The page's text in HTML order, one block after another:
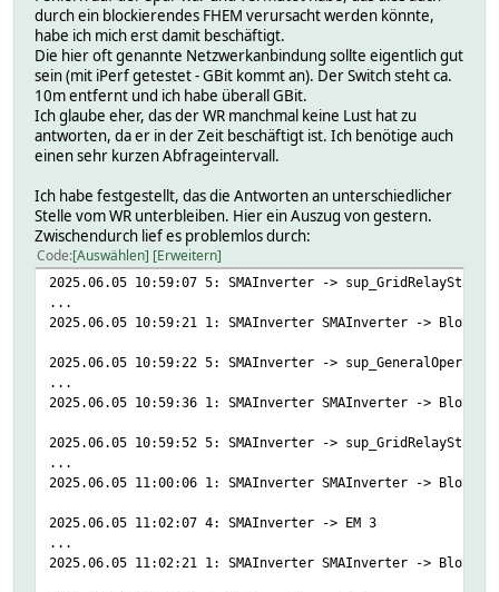
durch ein blockierendes FHEM verursacht werden könnte,
habe ich mich erst damit beschäftigt.
Die hier oft genannte Netzwerkanbindung sollte eigentlich gut
sein (mit iPerf getestet - GBit kommt an). Der Switch steht ca.
10m entfernt und ich habe überall GBit.
Ich glaube eher, das der WR manchmal keine Lust hat zu
antworten, da er in der Zeit beschäftigt ist. Ich benötige auch
einen sehr kurzen Abfrageintervall.
Ich habe festgestellt, das die Antworten an unterschiedlicher
Stelle vom WR unterbleiben. Hier ein Auszug von gestern.
Zwischendurch lief es problemlos durch:
Code Auswählen Erweitern
2025.06.05 10:59:07 5: SMAInverter -> sup_GridRelayStatus
...
2025.06.05 10:59:21 1: SMAInverter SMAInverter ->
2025.06.05 10:59:22 5: SMAInverter ->
...
2025.06.05 10:59:36 1: SMAInverter SMAInverter ->
2025.06.05 10:59:52 5: SMAInverter -> sup_GridRelayStatus
...
2025.06.05 11:00:06 1: SMAInverter SMAInverter ->
2025.06.05 11:02:07 4: SMAInverter -> EM 3
...
2025.06.05 11:02:21 1: SMAInverter SMAInverter ->